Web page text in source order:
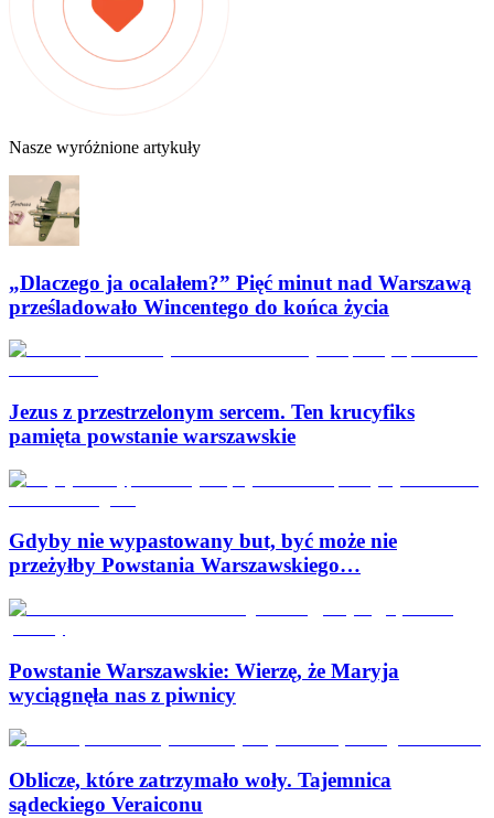
Nasze wyróżnione artykuły
„Dlaczego ja ocalałem?” Pięć minut nad Warszawą
prześladowało Wincentego do końca życia
Jezus z przestrzelonym sercem. Ten krucyfiks
pamięta powstanie warszawskie
Gdyby nie wypastowany but, być może nie
przeżyłby Powstania Warszawskiego…
Powstanie Warszawskie: Wierzę, że Maryja
wyciągnęła nas z piwnicy
Oblicze, które zatrzymało woły. Tajemnica
sądeckiego Veraiconu